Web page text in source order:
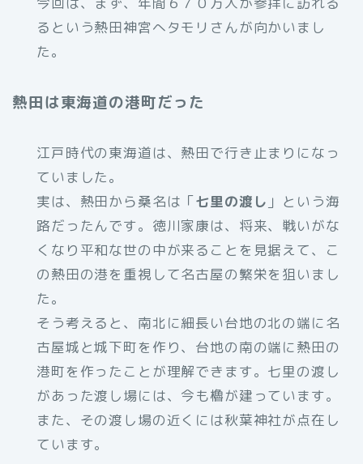
るという熱田神宮へタモリさんが向かいまし
た。
熱田は東海道の港町だった
江戸時代の東海道は、熱田で行き止まりになっ
ていました。
実は、熱田から桑名は「七里の渡し 」という海
路だったんです。徳川家康は、将来、戦いがな
くなり平和な世の中が来ることを見据えて、こ
の熱田の港を重視して名古屋の繁栄を狙いまし
た。
そう考えると、南北に細長い台地の北の端に名
古屋城と城下町を作り、台地の南の端に熱田の
港町を作ったことが理解できます。七里の渡し
があった渡し場には、今も櫓が建っています。
また、その渡し場の近くには秋葉神社が点在し
ています。